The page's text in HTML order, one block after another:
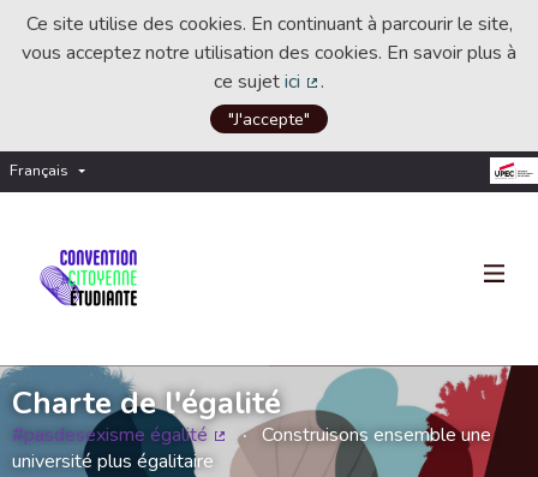
Ce site utilise des cookies. En continuant à parcourir le site,
vous acceptez notre utilisation des cookies. En savoir plus à
ce sujetici
(Lien externe)
.
"J'accepte"
Français Choisir la langue
Charte de l'égalité
#pasdesexisme égalité
(Lien externe)
Construisons ensemble une
université plus égalitaire